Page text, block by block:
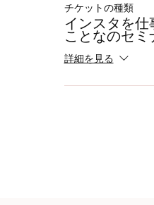
チケットの種類
インスタを仕
ことなのセミ
詳細を見る